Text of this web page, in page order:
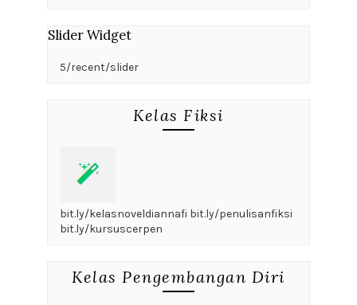
Slider Widget
5/recent/slider
Kelas Fiksi
bit.ly/kelasnoveldiannafi bit.ly/penulisanfiksi
bit.ly/kursuscerpen
Kelas Pengembangan Diri